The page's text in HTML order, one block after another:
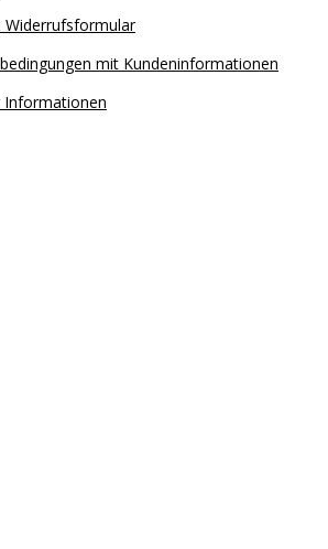
Widerrufsformular
mit Kundeninformationen